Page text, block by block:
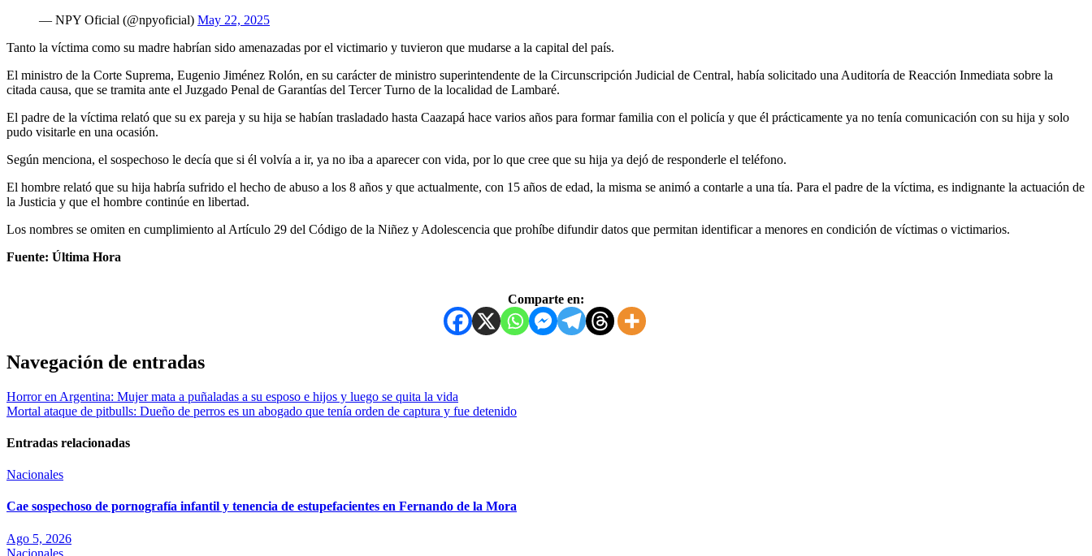
— NPY Oficial (@npyoficial) May 22, 2025
Tanto la víctima como su madre habrían sido amenazadas por el victimario y tuvieron que mudarse a la capital del país.
El ministro de la Corte Suprema, Eugenio Jiménez Rolón, en su carácter de ministro superintendente de la Circunscripción Judicial de Central, había solicitado una Auditoría de Reacción Inmediata sobre la
citada causa, que se tramita ante el Juzgado Penal de Garantías del Tercer Turno de la localidad de Lambaré.
El padre de la víctima relató que su ex pareja y su hija se habían trasladado hasta Caazapá hace varios años para formar familia con el policía y que él prácticamente ya no tenía comunicación con su hija y solo
pudo visitarle en una ocasión.
Según menciona, el sospechoso le decía que si él volvía a ir, ya no iba a aparecer con vida, por lo que cree que su hija ya dejó de responderle el teléfono.
El hombre relató que su hija habría sufrido el hecho de abuso a los 8 años y que actualmente, con 15 años de edad, la misma se animó a contarle a una tía. Para el padre de la víctima, es indignante la actuación de
la Justicia y que el hombre continúe en libertad.
Los nombres se omiten en cumplimiento al Artículo 29 del Código de la Niñez y Adolescencia que prohíbe difundir datos que permitan identificar a menores en condición de víctimas o victimarios.
Fuente: Última Hora
Comparte en:
Navegación de entradas
Horror en Argentina: Mujer mata a puñaladas a su esposo e hijos y luego se quita la vida
Mortal ataque de pitbulls: Dueño de perros es un abogado que tenía orden de captura y fue detenido
Entradas relacionadas
Nacionales
Cae sospechoso de pornografía infantil y tenencia de estupefacientes en Fernando de la Mora
Ago 5, 2026
Nacionales